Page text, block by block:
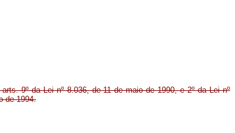
9º da Lei nº 8.036, de 11 de maio de 1990, e 2º da Lei nº
de 1994.